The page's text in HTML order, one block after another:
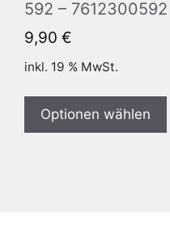
592 – 7612300592
9,90 €
inkl. 19 % MwSt.
Optionen wählen